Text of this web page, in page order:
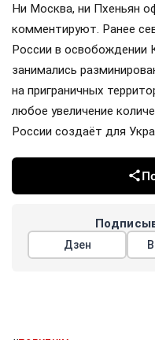
Ни Москва, ни Пхеньян
комментируют. Ранее
России в освобождении
занимались
на приграничных
любое увеличение
России создаёт для
Дзен